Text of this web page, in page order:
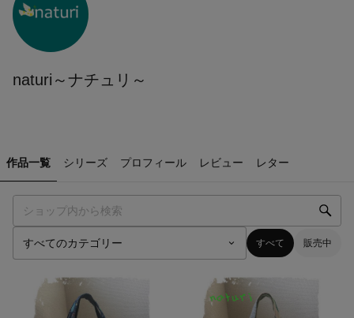
naturi～ナチュリ～
作品一覧 シリーズ プロフィール レビュー レター
すべて 販売中